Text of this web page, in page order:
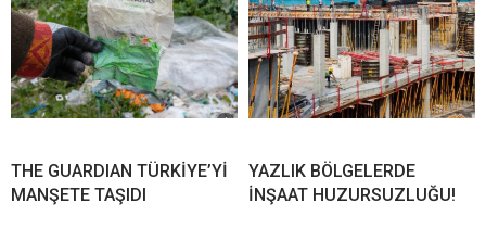
THE GUARDIAN TÜRKİYE’Yİ
MANŞETE TAŞIDI
YAZLIK BÖLGELERDE
İNŞAAT HUZURSUZLUĞU!